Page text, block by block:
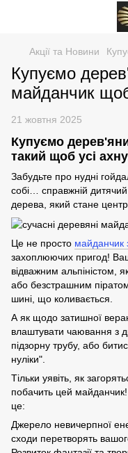
Акції та Новини
Купуємо
майданчик
21 жовтня 2025
Купуємо
такий щоб усі
Забудьте про нудні
собі… справжній дитячий
дерева, який стане
Це не просто майданчик
захоплюючих пригод!
відважним альпіністом,
або безстрашним
шині, що коливається.
А як щодо затишної
влаштувати чаювання з
підзорну трубу, або
нуліки".
Тільки уявіть, як
побачить цей
це:
Джерело невичерпної
сходи перетворять